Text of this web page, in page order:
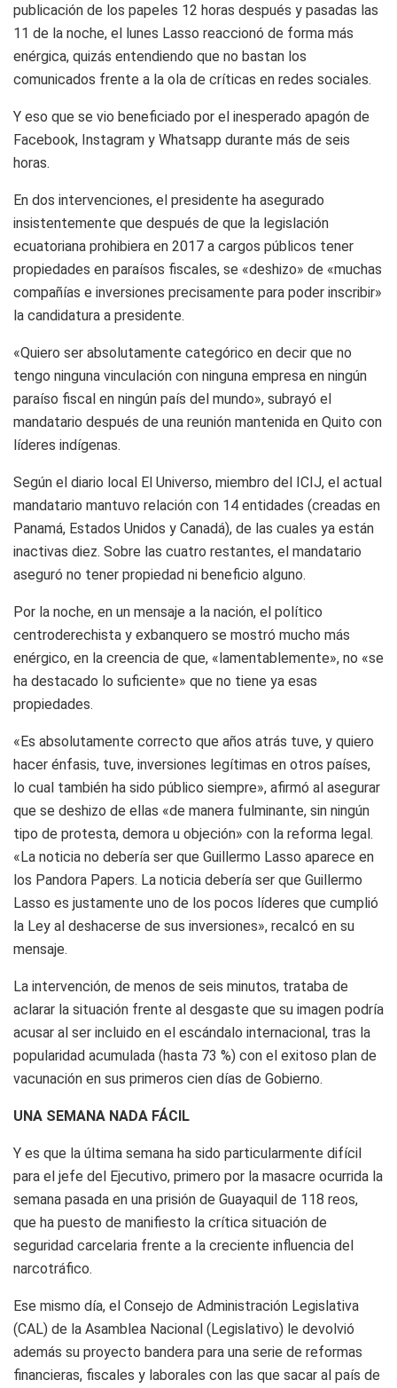
publicación de los papeles 12 horas después y pasadas las
11 de la noche, el lunes Lasso reaccionó de forma más
enérgica, quizás entendiendo que no bastan los
comunicados frente a la ola de críticas en redes sociales.
Y eso que se vio beneficiado por el inesperado apagón de
Facebook, Instagram y Whatsapp durante más de seis
horas.
En dos intervenciones, el presidente ha asegurado
insistentemente que después de que la legislación
ecuatoriana prohibiera en 2017 a cargos públicos tener
propiedades en paraísos fiscales, se «deshizo» de «muchas
compañías e inversiones precisamente para poder inscribir»
la candidatura a presidente.
«Quiero ser absolutamente categórico en decir que no
tengo ninguna vinculación con ninguna empresa en ningún
paraíso fiscal en ningún país del mundo», subrayó el
mandatario después de una reunión mantenida en Quito con
líderes indígenas.
Según el diario local El Universo, miembro del ICIJ, el actual
mandatario mantuvo relación con 14 entidades (creadas en
Panamá, Estados Unidos y Canadá), de las cuales ya están
inactivas diez. Sobre las cuatro restantes, el mandatario
aseguró no tener propiedad ni beneficio alguno.
Por la noche, en un mensaje a la nación, el político
centroderechista y exbanquero se mostró mucho más
enérgico, en la creencia de que, «lamentablemente», no «se
ha destacado lo suficiente» que no tiene ya esas
propiedades.
«Es absolutamente correcto que años atrás tuve, y quiero
hacer énfasis, tuve, inversiones legítimas en otros países,
lo cual también ha sido público siempre», afirmó al asegurar
que se deshizo de ellas «de manera fulminante, sin ningún
tipo de protesta, demora u objeción» con la reforma legal.
«La noticia no debería ser que Guillermo Lasso aparece en
los Pandora Papers. La noticia debería ser que Guillermo
Lasso es justamente uno de los pocos líderes que cumplió
la Ley al deshacerse de sus inversiones», recalcó en su
mensaje.
La intervención, de menos de seis minutos, trataba de
aclarar la situación frente al desgaste que su imagen podría
acusar al ser incluido en el escándalo internacional, tras la
popularidad acumulada (hasta 73 %) con el exitoso plan de
vacunación en sus primeros cien días de Gobierno.
UNA SEMANA NADA FÁCIL
Y es que la última semana ha sido particularmente difícil
para el jefe del Ejecutivo, primero por la masacre ocurrida la
semana pasada en una prisión de Guayaquil de 118 reos,
que ha puesto de manifiesto la crítica situación de
seguridad carcelaria frente a la creciente influencia del
narcotráfico.
Ese mismo día, el Consejo de Administración Legislativa
(CAL) de la Asamblea Nacional (Legislativo) le devolvió
además su proyecto bandera para una serie de reformas
financieras, fiscales y laborales con las que sacar al país de